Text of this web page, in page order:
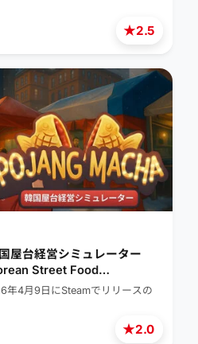
★2.5
★2.0
屋台経営シミュレーター
Street Food
年4月9日にSteamでリリースの